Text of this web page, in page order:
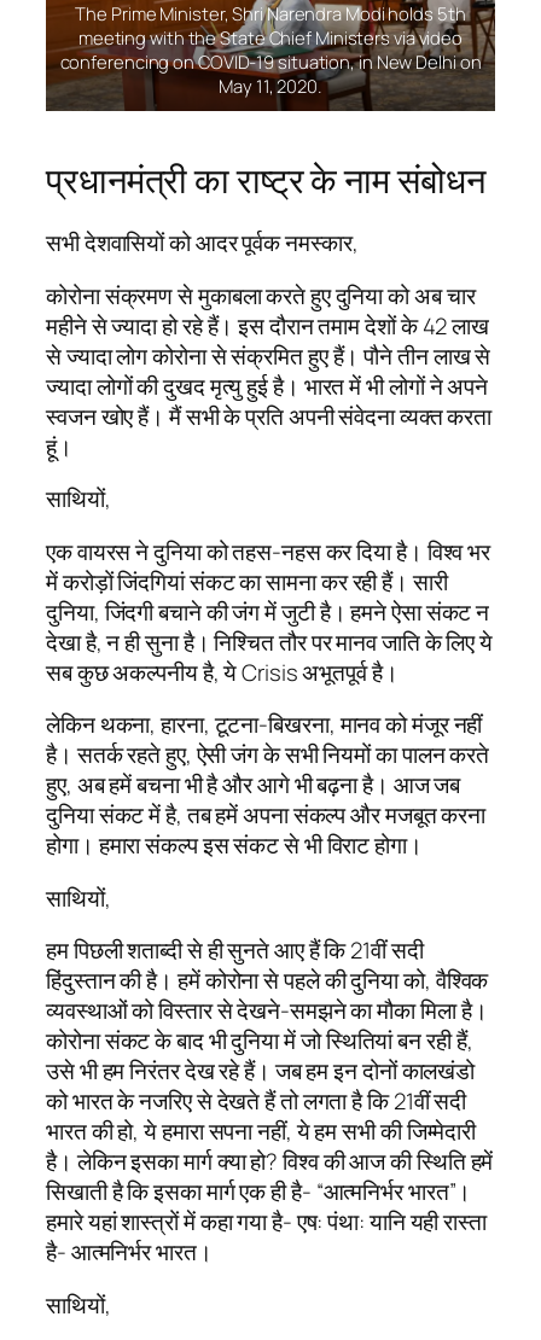
The Prime Minister, Shri Narendra Modi holds 5th
meeting with the State Chief Ministers via video
conferencing on COVID-19 situation, in New Delhi on
May 11, 2020.
प्रधानमंत्री का राष्ट्र के नाम संबोधन
सभी देशवासियों को आदर पूर्वक नमस्कार,
कोरोना संक्रमण से मुकाबला करते हुए दुनिया को अब चार
महीने से ज्यादा हो रहे हैं। इस दौरान तमाम देशों के 42 लाख
से ज्यादा लोग कोरोना से संक्रमित हुए हैं। पौने तीन लाख से
ज्यादा लोगों की दुखद मृत्यु हुई है। भारत में भी लोगों ने अपने
स्वजन खोए हैं। मैं सभी के प्रति अपनी संवेदना व्यक्त करता
हूं।
साथियों,
एक वायरस ने दुनिया को तहस-नहस कर दिया है। विश्व भर
में करोड़ों जिंदगियां संकट का सामना कर रही हैं। सारी
दुनिया, जिंदगी बचाने की जंग में जुटी है। हमने ऐसा संकट न
देखा है, न ही सुना है। निश्चित तौर पर मानव जाति के लिए ये
सब कुछ अकल्पनीय है, ये Crisis अभूतपूर्व है।
लेकिन थकना, हारना, टूटना-बिखरना, मानव को मंजूर नहीं
है। सतर्क रहते हुए, ऐसी जंग के सभी नियमों का पालन करते
हुए, अब हमें बचना भी है और आगे भी बढ़ना है। आज जब
दुनिया संकट में है, तब हमें अपना संकल्प और मजबूत करना
होगा। हमारा संकल्प इस संकट से भी विराट होगा।
साथियों,
हम पिछली शताब्दी से ही सुनते आए हैं कि 21वीं सदी
हिंदुस्तान की है। हमें कोरोना से पहले की दुनिया को, वैश्विक
व्यवस्थाओं को विस्तार से देखने-समझने का मौका मिला है।
कोरोना संकट के बाद भी दुनिया में जो स्थितियां बन रही हैं,
उसे भी हम निरंतर देख रहे हैं। जब हम इन दोनों कालखंडो
को भारत के नजरिए से देखते हैं तो लगता है कि 21वीं सदी
भारत की हो, ये हमारा सपना नहीं, ये हम सभी की जिम्मेदारी
है। लेकिन इसका मार्ग क्या हो? विश्व की आज की स्थिति हमें
सिखाती है कि इसका मार्ग एक ही है- “आत्मनिर्भर भारत”।
हमारे यहां शास्त्रों में कहा गया है- एष: पंथा: यानि यही रास्ता
है- आत्मनिर्भर भारत।
साथियों,